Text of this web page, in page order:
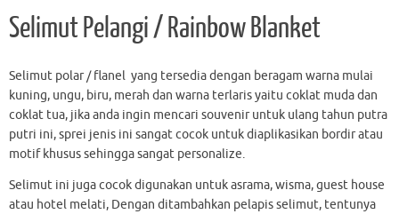
Selimut Pelangi / Rainbow Blanket
Selimut polar / flanel yang tersedia dengan beragam warna mulai
kuning, ungu, biru, merah dan warna terlaris yaitu coklat muda dan
coklat tua, jika anda ingin mencari souvenir untuk ulang tahun putra
putri ini, sprei jenis ini sangat cocok untuk diaplikasikan bordir atau
motif khusus sehingga sangat personalize.
Selimut ini juga cocok digunakan untuk asrama, wisma, guest house
atau hotel melati, Dengan ditambahkan pelapis selimut, tentunya